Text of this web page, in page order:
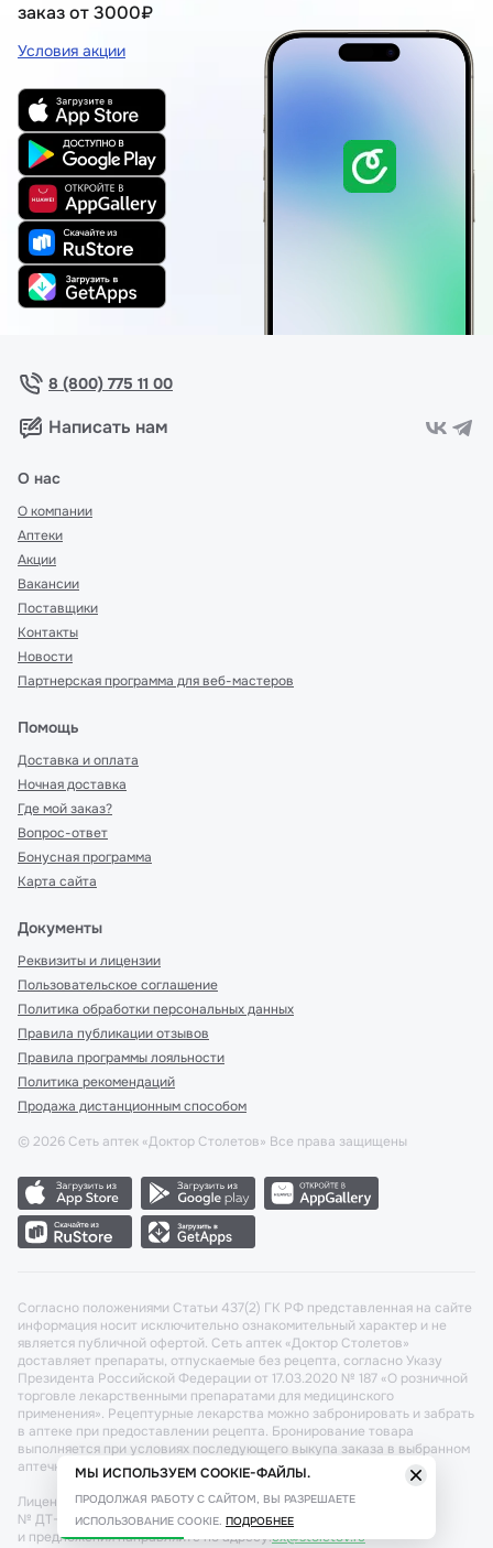
заказ от 3000₽
Условия акции
8 (800) 775 11 00
Написать нам
О нас
О компании
Аптеки
Акции
Вакансии
Поставщики
Контакты
Новости
Партнерская программа для веб-мастеров
Помощь
Доставка и оплата
Ночная доставка
Где мой заказ?
Вопрос-ответ
Бонусная программа
Карта сайта
Документы
Реквизиты и лицензии
Пользовательское соглашение
Политика обработки персональных данных
Правила публикации отзывов
Правила программы лояльности
Политика рекомендаций
Продажа дистанционным способом
© 2026 Сеть аптек «Доктор Столетов» Все права защищены
Согласно положениями Статьи 437(2) ГК РФ представленная на сайте
информация носит исключительно ознакомительный характер и не
является публичной офертой. Сеть аптек «Доктор Столетов»
доставляет препараты, отпускаемые без рецепта, согласно Указу
Президента Российской Федерации от 17.03.2020 № 187 «О розничной
торговле лекарственными препаратами для медицинского
применения». Рецептурные лекарства можно забронировать и забрать
в аптеке при предоставлении рецепта. Бронирование товара
выполняется при условиях последующего выкупа заказа в выбранном
аптечном пункте.
Лицензия №: ЛО-77-02-011340 от 22 декабря 2020г. Разрешение
№ ДТ-77-000421 от 25.10.2021 г. Вопросы по заказам, претензии
и предложения направляйте по адресу:cx@stoletov.ru
МЫ ИСПОЛЬЗУЕМ COOKIE-ФАЙЛЫ.
ПРОДОЛЖАЯ РАБОТУ С САЙТОМ, ВЫ РАЗРЕШАЕТЕ
ИСПОЛЬЗОВАНИЕ COOKIE. ПОДРОБНЕЕ